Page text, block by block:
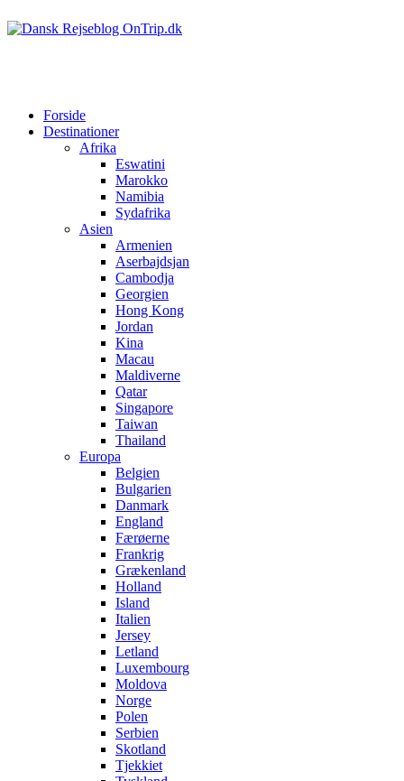
Forside
Destinationer
Afrika
Eswatini
Marokko
Namibia
Sydafrika
Asien
Armenien
Aserbajdsjan
Cambodja
Georgien
Hong Kong
Jordan
Kina
Macau
Maldiverne
Qatar
Singapore
Taiwan
Thailand
Europa
Belgien
Bulgarien
Danmark
England
Færøerne
Frankrig
Grækenland
Holland
Island
Italien
Jersey
Letland
Luxembourg
Moldova
Norge
Polen
Serbien
Skotland
Tjekkiet